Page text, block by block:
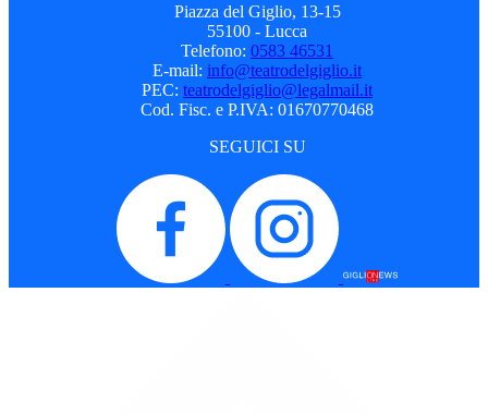
Piazza del Giglio, 13-15
55100 - Lucca
Telefono: 0583 46531
E-mail: info@teatrodelgiglio.it
PEC: teatrodelgiglio@legalmail.it
Cod. Fisc. e P.IVA: 01670770468
SEGUICI SU